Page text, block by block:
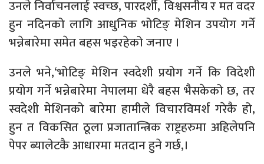
उनले निर्वाचनलाई स्वच्छ, पारदर्शी, विश्वसनीय र मत वदर
हुन नदिनको लागि आधुनिक भोटिङ् मेशिन उपयोग गर्ने
भन्नेबारेमा समेत बहस भइरहेको जनाए ।
उनले भने,‘भोटिङ् मेशिन स्वदेशी प्रयोग गर्ने कि विदेशी
प्रयोग गर्ने भन्नेबारेमा नेपालमा धेरै बहस भैसकेको छ, तर
स्वदेशी मेशिनको बारेमा हामीले विचारविमर्श गरेकै हो,
हुन त विकसित ठूला प्रजातान्त्रिक राष्ट्रहरुमा अहिलेपनि
पेपर ब्यालेटकै आधारमा मतदान हुने गर्छ,।